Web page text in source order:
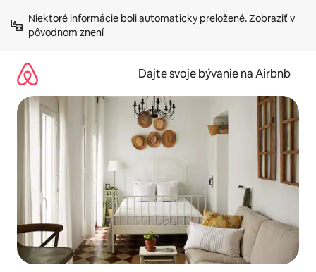
obsah.
Niektoré informácie boli automaticky preložené. Zobraziť v
pôvodnom znení
Dajte svoje bývanie na Airbnb